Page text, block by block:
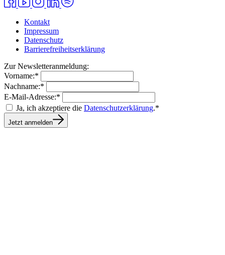
Kontakt
Impressum
Datenschutz
Barrierefreiheitserklärung
Zur Newsletteranmeldung:
Vorname:*
Nachname:*
E-Mail-Adresse:*
Ja, ich akzeptiere die Datenschutzerklärung.*
Jetzt anmelden